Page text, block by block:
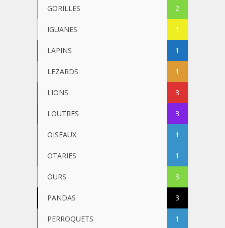
GORILLES 2
IGUANES 1
LAPINS 1
LEZARDS 1
LIONS 3
LOUTRES 3
OISEAUX 1
OTARIES 1
OURS 3
PANDAS 3
PERROQUETS 1